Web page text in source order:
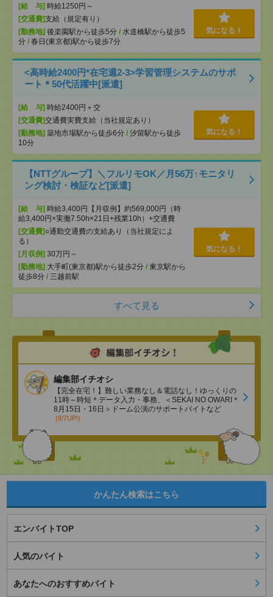
[給 与] 時給1250円～
[交通費]支給（規定有り）
[勤務地] 後楽園駅から徒歩5分 / 水道橋駅から徒歩5
分 / 春日(東京都)駅から徒歩7分
気になる！
<高時給2400円*在宅週2-3>学習管理システムのサポ
ート＊50代活躍中[派遣]
[給 与] 時給2400円＋交
[交通費]交通費実費支給（当社規定あり）
[勤務地] 築地市場駅から徒歩6分 / 汐留駅から徒歩
10分
気になる！
【NTTグループ】＼フルリモOK／月56万↑モニタリ
ング検討・検証など[派遣]
[給 与] 時給3,400円【月収例】約569,000円（時
給3,400円×実働7.50h×21日+残業10h）+交通費
[交通費] ○通勤交通費の支給あり（当社規定によ
る）
[月収例] 30万円～
[勤務地] 大手町(東京都)駅から徒歩2分 / 東京駅から
徒歩8分 / 三越前駅
気になる！
すべて見る
編集部イチオシ
【完全在宅！】難しい業務なし＆電話なし！ゆっくりの
11時～時短＊データ入力・事務、＜SEKAI NO OWARI＊
8月15日・16日＞ドーム公演のサポートバイトなど
(8/7UP!)
かんたん検索はこちら
エンバイトTOP
人気のバイト
あなたへのおすすめバイト